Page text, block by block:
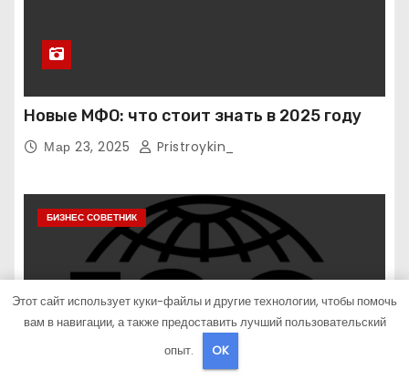
Новые МФО: что стоит знать в 2025 году
Мар 23, 2025 Pristroykin_
БИЗНЕС СОВЕТНИК
Этот сайт использует куки-файлы и другие технологии, чтобы помочь
вам в навигации, а также предоставить лучший пользовательский
опыт.
OK